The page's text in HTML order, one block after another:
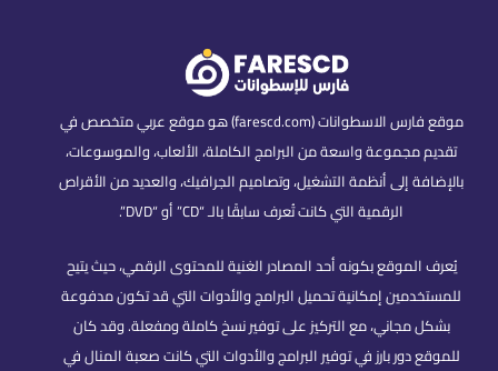
موقع فارس الاسطوانات (farescd.com) هو موقع عربي متخصص في
تقديم مجموعة واسعة من البرامج الكاملة، الألعاب، والموسوعات،
بالإضافة إلى أنظمة التشغيل، وتصاميم الجرافيك، والعديد من الأقراص
الرقمية التي كانت تُعرف سابقًا بالـ “CD” أو “DVD”.
يُعرف الموقع بكونه أحد المصادر الغنية للمحتوى الرقمي، حيث يتيح
للمستخدمين إمكانية تحميل البرامج والأدوات التي قد تكون مدفوعة
بشكل مجاني، مع التركيز على توفير نسخ كاملة ومفعلة. وقد كان
للموقع دور بارز في توفير البرامج والأدوات التي كانت صعبة المنال في